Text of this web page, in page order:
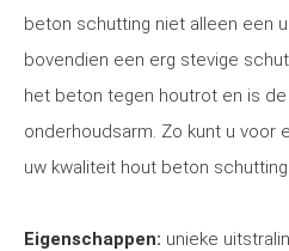
beton schutting niet alleen een
bovendien een erg stevige
het beton tegen houtrot en is
onderhoudsarm. Zo kunt u voor
uw kwaliteit hout beton schutting.
Eigenschappen: unieke